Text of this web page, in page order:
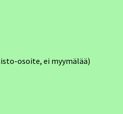
osoite, ei myymälää)